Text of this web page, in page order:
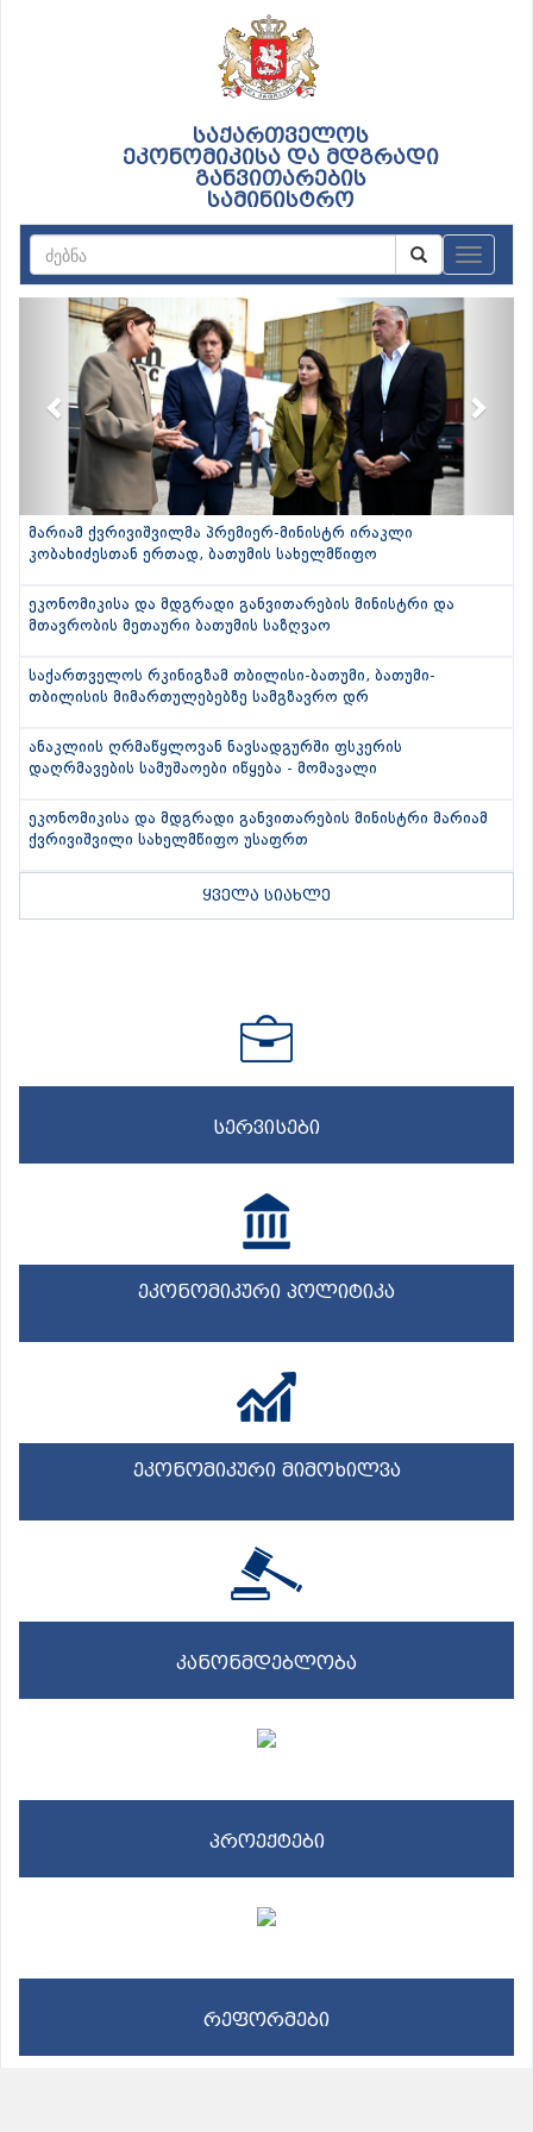
საქართველოს
ეკონომიკისა და მდგრადი
განვითარების
სამინისტრო
Previous
მარიამ ქვრივიშვილმა პრემიერ-მინისტრ ირაკლი
კობახიძესთან ერთად, ბათუმის სახელმწიფო
ეკონომიკისა და მდგრადი განვითარების მინისტრი და
მთავრობის მეთაური ბათუმის საზღვაო
საქართველოს რკინიგზამ თბილისი-ბათუმი, ბათუმი-
თბილისის მიმართულებებზე სამგზავრო დრ
ანაკლიის ღრმაწყლოვან ნავსადგურში ფსკერის
დაღრმავების სამუშაოები იწყება - მომავალი
ეკონომიკისა და მდგრადი განვითარების მინისტრი მარიამ
ქვრივიშვილი სახელმწიფო უსაფრთ
ყველა სიახლე
სერვისები
ეკონომიკური პოლიტიკა
ეკონომიკური მიმოხილვა
კანონმდებლობა
პროექტები
რეფორმები